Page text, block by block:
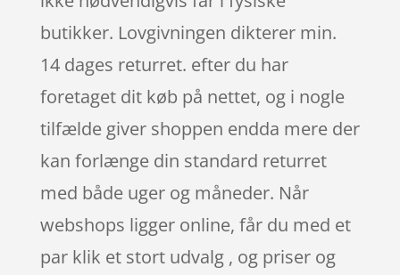
butikker. Lovgivningen dikterer min.
14 dages returret. efter du har
foretaget dit køb på nettet, og i nogle
tilfælde giver shoppen endda mere der
kan forlænge din standard returret
med både uger og måneder. Når
webshops ligger online, får du med et
par klik et stort udvalg , og priser og